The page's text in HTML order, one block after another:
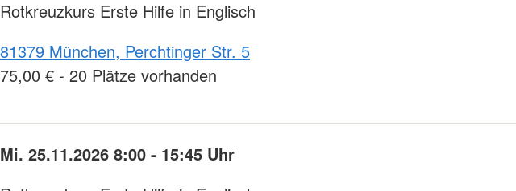
Rotkreuzkurs Erste Hilfe in Englisch
81379 München, Perchtinger Str. 5
75,00 € - 20 Plätze vorhanden
Mi. 25.11.2026 8:00 - 15:45 Uhr